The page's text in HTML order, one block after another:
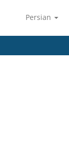
Persian